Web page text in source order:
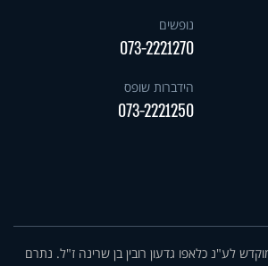
נופשים
073-2221270
הידברות שופס
073-2221250
לע"נ כלאפו גדעון רובין בן שרינה ז"ל. נתרם